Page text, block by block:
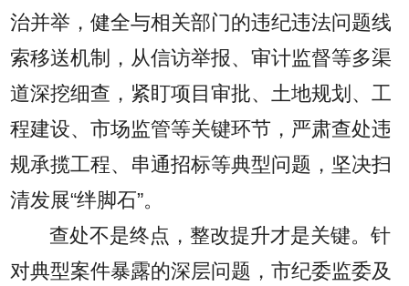
治并举，健全与相关部门的违纪违法问题线
索移送机制，从信访举报、审计监督等多渠
道深挖细查，紧盯项目审批、土地规划、工
程建设、市场监管等关键环节，严肃查处违
规承揽工程、串通招标等典型问题，坚决扫
清发展“绊脚石”。
查处不是终点，整改提升才是关键。针
对典型案件暴露的深层问题，市纪委监委及